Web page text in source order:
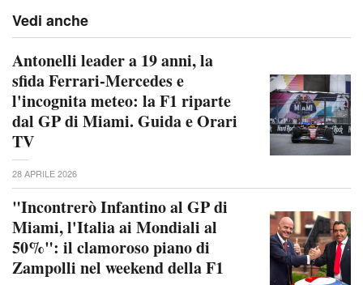
Vedi anche
Antonelli leader a 19 anni, la
sfida Ferrari-Mercedes e
l'incognita meteo: la F1 riparte
dal GP di Miami. Guida e Orari
TV
28 APRILE 2026
"Incontrerò Infantino al GP di
Miami, l'Italia ai Mondiali al
50%": il clamoroso piano di
Zampolli nel weekend della F1